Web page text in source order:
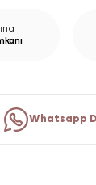
Whatsapp